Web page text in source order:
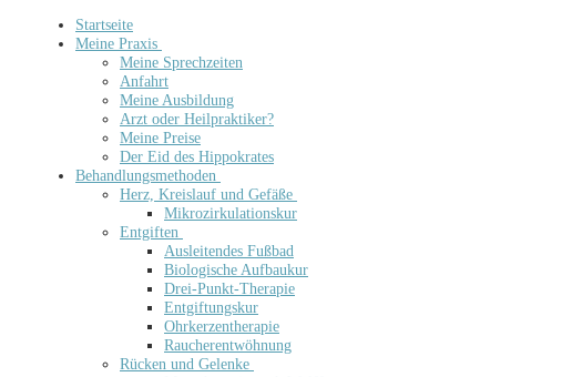
Startseite
Meine Praxis
Meine Sprechzeiten
Anfahrt
Meine Ausbildung
Arzt oder Heilpraktiker?
Meine Preise
Der Eid des Hippokrates
Behandlungsmethoden
Herz, Kreislauf und Gefäße
Mikrozirkulationskur
Entgiften
Ausleitendes Fußbad
Biologische Aufbaukur
Drei-Punkt-Therapie
Entgiftungskur
Ohrkerzentherapie
Raucherentwöhnung
Rücken und Gelenke